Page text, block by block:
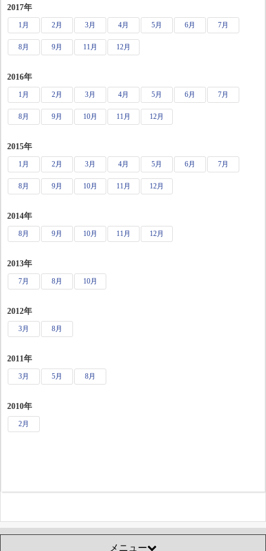
2017年
1月 2月 3月 4月 5月 6月 7月
8月 9月 11月 12月
2016年
1月 2月 3月 4月 5月 6月 7月
8月 9月 10月 11月 12月
2015年
1月 2月 3月 4月 5月 6月 7月
8月 9月 10月 11月 12月
2014年
8月 9月 10月 11月 12月
2013年
7月 8月 10月
2012年
3月 8月
2011年
3月 5月 8月
2010年
2月
メニュー